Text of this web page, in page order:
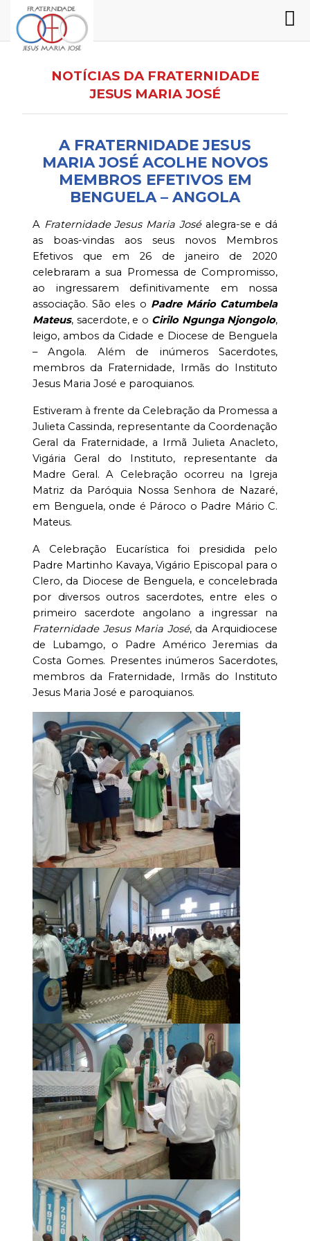
NOTÍCIAS DA FRATERNIDADE
JESUS MARIA JOSÉ
A FRATERNIDADE JESUS
MARIA JOSÉ ACOLHE NOVOS
MEMBROS EFETIVOS EM
BENGUELA – ANGOLA
A Fraternidade Jesus Maria Joséalegra-se e dá
as boas-vindas aos seus novos Membros
Efetivos que em 26 de janeiro de 2020
celebraram a sua Promessa de Compromisso,
ao ingressarem definitivamente em nossa
associação. São eles o Padre Mário Catumbela
Mateus, sacerdote, e o Cirilo Ngunga Njongolo,
leigo, ambos da Cidade e Diocese de Benguela
– Angola. Além de inúmeros Sacerdotes,
membros da Fraternidade, Irmãs do Instituto
Jesus Maria José e paroquianos.
Estiveram à frente da Celebração da Promessa a
Julieta Cassinda, representante da Coordenação
Geral da Fraternidade, a Irmã Julieta Anacleto,
Vigária Geral do Instituto, representante da
Madre Geral. A Celebração ocorreu na Igreja
Matriz da Paróquia Nossa Senhora de Nazaré,
em Benguela, onde é Pároco o Padre Mário C.
Mateus.
A Celebração Eucarística foi presidida pelo
Padre Martinho Kavaya, Vigário Episcopal para o
Clero, da Diocese de Benguela, e concelebrada
por diversos outros sacerdotes, entre eles o
primeiro sacerdote angolano a ingressar na
Fraternidade Jesus Maria José, da Arquidiocese
de Lubamgo, o Padre Américo Jeremias da
Costa Gomes. Presentes inúmeros Sacerdotes,
membros da Fraternidade, Irmãs do Instituto
Jesus Maria José e paroquianos.